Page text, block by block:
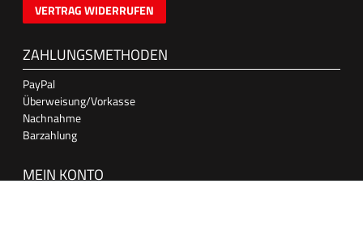
VERTRAG WIDERRUFEN
ZAHLUNGSMETHODEN
PayPal
Überweisung/Vorkasse
Nachnahme
Barzahlung
MEIN KONTO